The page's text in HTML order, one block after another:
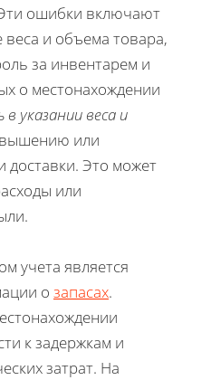
ошибки включают
веса и объема товара,
за инвентарем и
о местонахождении
указании веса и
или
доставки. Это может
или
учета является
о запасах.
к задержкам и
затрат. На